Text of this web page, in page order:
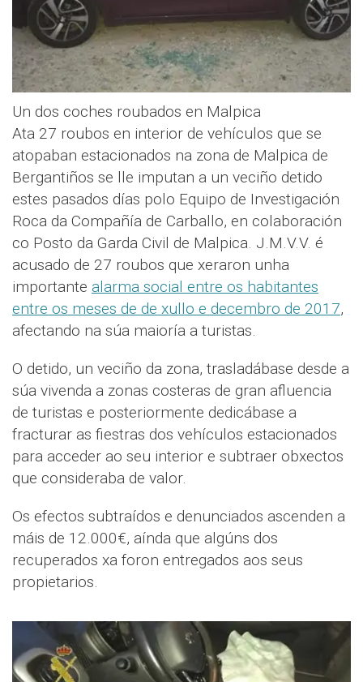
Un dos coches roubados en Malpica
Ata 27 roubos en interior de vehículos que se
atopaban estacionados na zona de Malpica de
Bergantiños se lle imputan a un veciño detido
estes pasados días polo Equipo de Investigación
Roca da Compañía de Carballo, en colaboración
co Posto da Garda Civil de Malpica. J.M.V.V. é
acusado de 27 roubos que xeraron unha
importante alarma social entre os habitantes
entre os meses de de xullo e decembro de 2017,
afectando na súa maioría a turistas.
O detido, un veciño da zona, trasladábase desde a
súa vivenda a zonas costeras de gran afluencia
de turistas e posteriormente dedicábase a
fracturar as fiestras dos vehículos estacionados
para acceder ao seu interior e subtraer obxectos
que consideraba de valor.
Os efectos subtraídos e denunciados ascenden a
máis de 12.000€, aínda que algúns dos
recuperados xa foron entregados aos seus
propietarios.